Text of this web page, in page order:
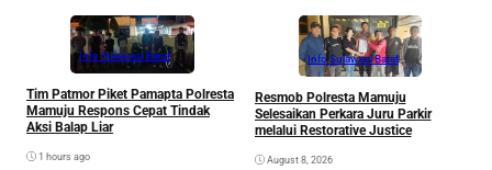
Info Sulawesi Barat
Tim Patmor Piket Pamapta Polresta
Mamuju Respons Cepat Tindak
Aksi Balap Liar
1 hours ago
Info Sulawesi Barat
Resmob Polresta Mamuju
Selesaikan Perkara Juru Parkir
melalui Restorative Justice
August 8, 2026